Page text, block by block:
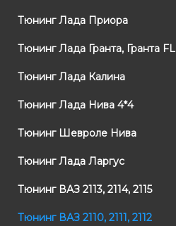
Тюнинг Лада Приора
Тюнинг Лада Гранта, Гранта FL
Тюнинг Лада Калина
Тюнинг Лада Нива 4*4
Тюнинг Шевроле Нива
Тюнинг Лада Ларгус
Тюнинг ВАЗ 2113, 2114, 2115
Тюнинг ВАЗ 2110, 2111, 2112